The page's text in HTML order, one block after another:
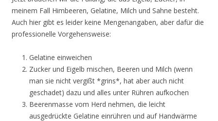
meinem Fall Himbeeren, Gelatine, Milch und Sahne besteht.
Auch hier gibt es leider keine Mengenangaben, aber dafür die
professionelle Vorgehensweise:
Gelatine einweichen
Zucker und Eigelb mischen, Beeren und Milch (wenn
man sie nicht vergißt *grins*, hat aber auch nicht
geschadet) dazu und alles unter Rühren aufkochen
Beerenmasse vom Herd nehmen, die leicht
ausgedrückte Gelatine einrühren und auf Handwärme